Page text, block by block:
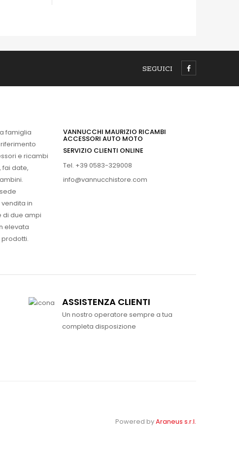
SEGUICI
famiglia
e ricambi
date,
in
di due ampi
elevata
prodotti.
VANNUCCHI MAURIZIO RICAMBI
ACCESSORI AUTO MOTO
SERVIZIO CLIENTI ONLINE
Tel. +39 0583-329008
info@vannucchistore.com
ASSISTENZA CLIENTI
Un nostro operatore sempre a tua
completa disposizione
Powered byAraneus s.r.l.